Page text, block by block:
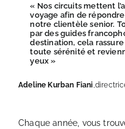
« Nos circuits mettent
voyage afin de
notre clientèle senior.
par des guides
destination, cela
toute sérénité et
yeux »
Adeline Kurban Fiani,
Chaque année, vous